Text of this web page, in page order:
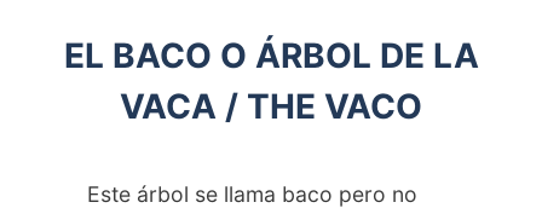
EL BACO O ÁRBOL DE LA
VACA / THE VACO
Este árbol se llama baco pero no